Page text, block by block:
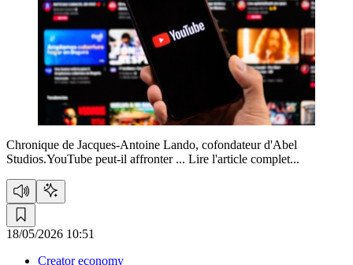
Chronique de Jacques-Antoine Lando, cofondateur d'Abel
Studios.YouTube peut-il affronter ... Lire l'article complet...
18/05/2026 10:51
Creator economy